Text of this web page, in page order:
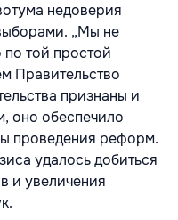
недоверия
„Мы не
по той простой
Правительство
признаны и
оно обеспечило
проведения реформ.
удалось добиться
и увеличения